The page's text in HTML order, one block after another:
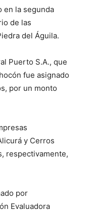
en la segunda
de las
del Águila.
Puerto S.A., que
fue asignado
por un monto
y Cerros
respectivamente,
por
Evaluadora